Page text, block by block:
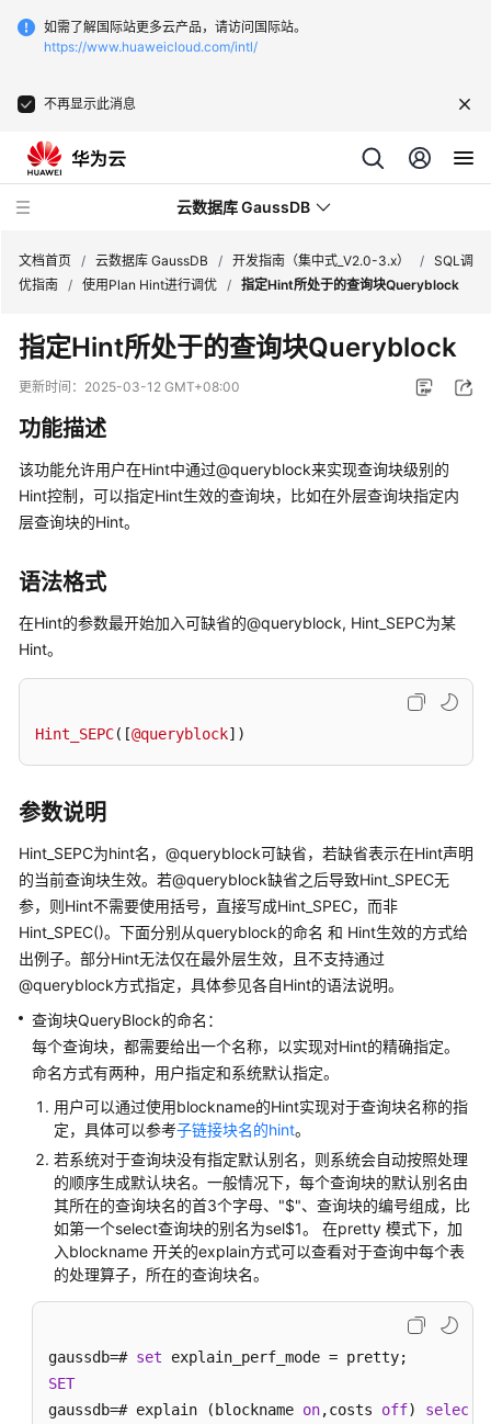
如需了解国际站更多云产品，请访问国际站。
https://www.huaweicloud.com/intl/
不再显示此消息
云数据库 GaussDB
新
动
务
公
告
产
介
绍
明
快
速
入
门
用
户
指
南
开
指
南
开
发
指
南
（分
_V2.0-
10.x）
文档首页 / 云数据库 GaussDB / 开发指南（集中式_V2.0-3.x） / SQL调
优指南 / 使用Plan Hint进行调优 / 指定Hint所处于的查询块Queryblock
指定Hint所处于的查询块Queryblock
更新时间： 2025-03-12 GMT+08:00
功能描述
该功能允许用户在Hint中通过@queryblock来实现查询块级别的
Hint控制，可以指定Hint生效的查询块，比如在外层查询块指定内
层查询块的Hint。
语法格式
在Hint的参数最开始加入可缺省的@queryblock, Hint_SEPC为某
Hint。
Hint_SEPC([@queryblock])
参数说明
Hint_SEPC为hint名，@queryblock可缺省，若缺省表示在Hint声明
的当前查询块生效。若@queryblock缺省之后导致Hint_SPEC无
参，则Hint不需要使用括号，直接写成Hint_SPEC，而非
Hint_SPEC()。下面分别从queryblock的命名 和 Hint生效的方式给
出例子。部分Hint无法仅在最外层生效，且不支持通过
@queryblock方式指定，具体参见各自Hint的语法说明。
查询块QueryBlock的命名：
每个查询块，都需要给出一个名称，以实现对Hint的精确指定。
命名方式有两种，用户指定和系统默认指定。
用户可以通过使用blockname的Hint实现对于查询块名称的指
定，具体可以参考子链接块名的hint。
若系统对于查询块没有指定默认别名，则系统会自动按照处理
的顺序生成默认块名。一般情况下，每个查询块的默认别名由
其所在的查询块名的首3个字母、"$"、查询块的编号组成，比
如第一个select查询块的别名为sel$1。 在pretty 模式下，加
入blockname 开关的explain方式可以查看对于查询中每个表
的处理算子，所在的查询块名。
gaussdb=# set
SET
gaussdb=# explain (blockname on,costs off) select